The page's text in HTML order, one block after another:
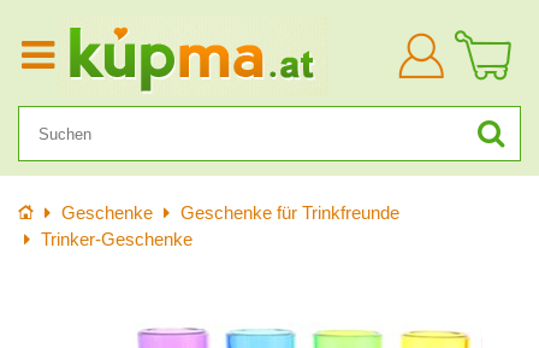
Anmelden
StartseiteGeschenke
Geschenke für Trinkfreunde
Trinker-Geschenke